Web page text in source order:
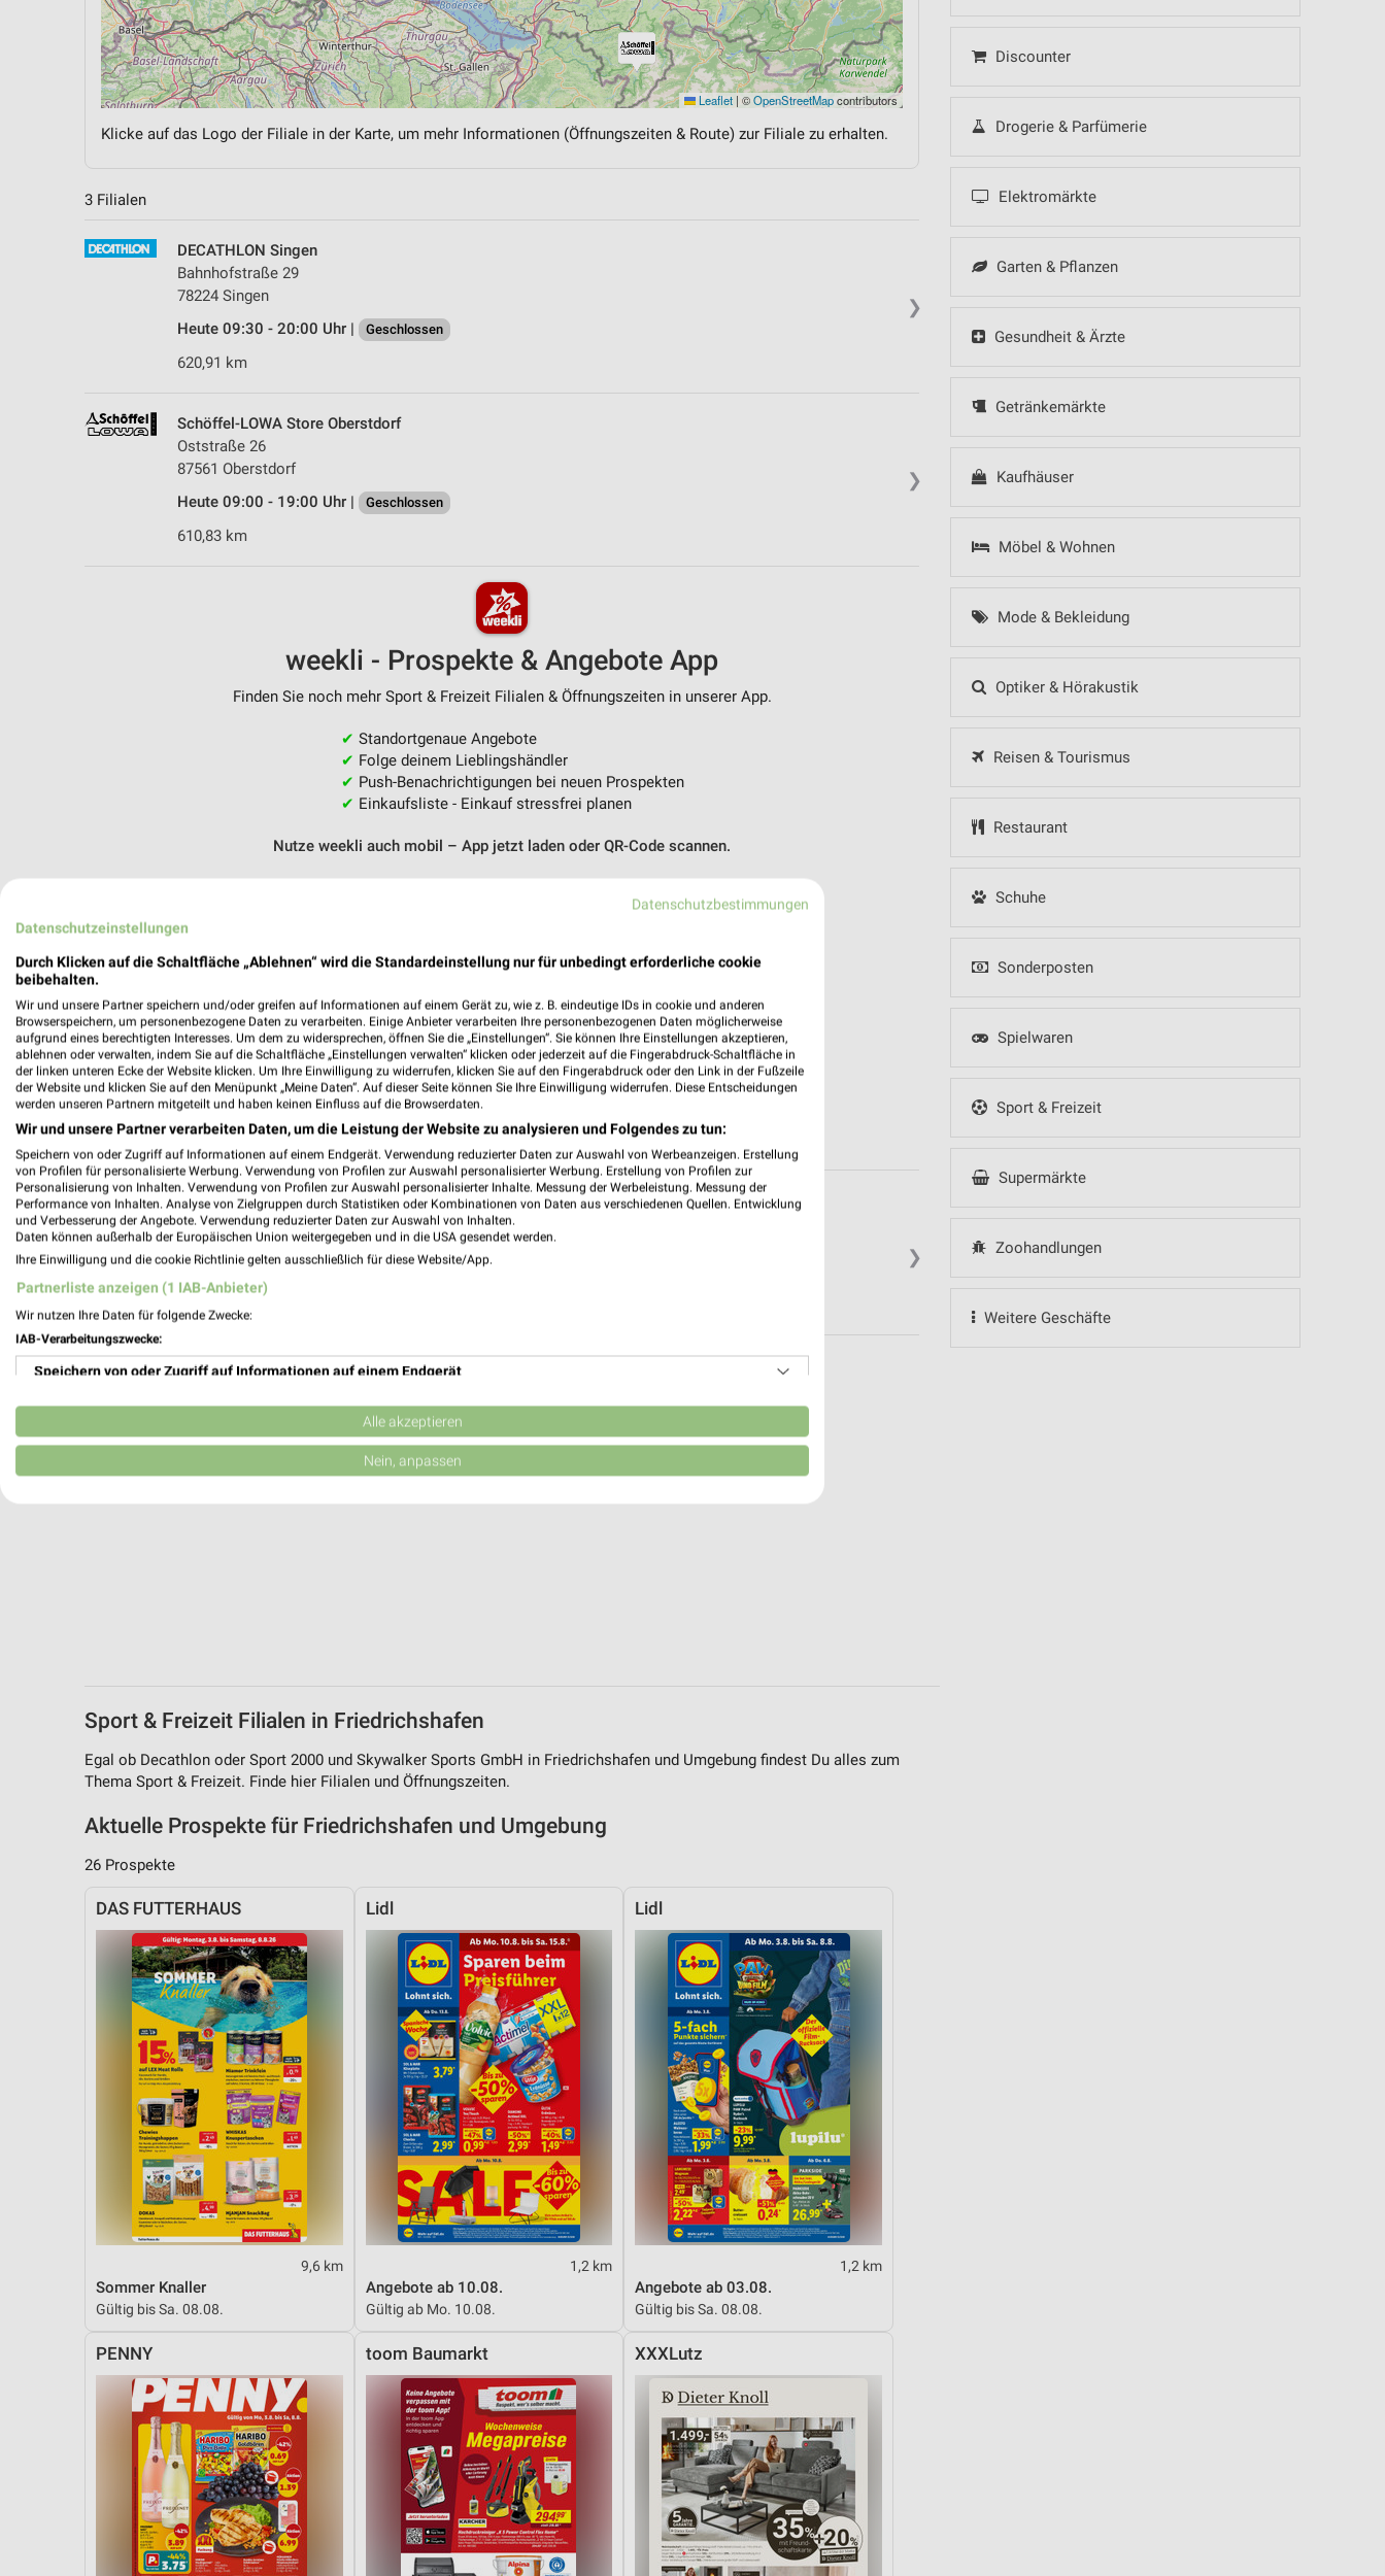
Discounter
Drogerie & Parfümerie
Elektromärkte
Garten & Pflanzen
Gesundheit & Ärzte
Getränkemärkte
Kaufhäuser
Möbel & Wohnen
Mode & Bekleidung
Optiker & Hörakustik
Reisen & Tourismus
Restaurant
Schuhe
Sonderposten
Spielwaren
Sport & Freizeit
Supermärkte
Zoohandlungen
Weitere Geschäfte
Leaflet | ©OpenStreetMapcontributors
Klicke auf das Logo der Filiale in der Karte, um mehr Informationen (Öffnungszeiten & Route) zur Filiale zu erhalten.
3 Filialen
❯
DECATHLON Singen
Bahnhofstraße 29
78224 Singen
Heute 09:30 - 20:00 Uhr |
Geschlossen
620,91 km
❯
Schöffel-LOWA Store Oberstdorf
Oststraße 26
87561 Oberstdorf
Heute 09:00 - 19:00 Uhr |
Geschlossen
610,83 km
weekli - Prospekte & Angebote App
Finden Sie noch mehr Sport & Freizeit Filialen & Öffnungszeiten in unserer App.
✔ Standortgenaue Angebote
✔ Folge deinem Lieblingshändler
✔ Push-Benachrichtigungen bei neuen Prospekten
✔ Einkaufsliste - Einkauf stressfrei planen
Nutze weekli auch mobil – App jetzt laden oder QR-Code scannen.
❯
Sport Mabitz Albstadt
Adlerstr. 37
72461 Albstadt
Heute 09:30 - 12:30 14:00 - 18:30 Uhr |
566,84 km
Sport & Freizeit Filialen in Friedrichshafen
Egal ob Decathlon oder Sport 2000 und Skywalker Sports GmbH in Friedrichshafen und Umgebung findest Du alles zum
Thema Sport & Freizeit. Finde hier Filialen und Öffnungszeiten.
Aktuelle Prospekte für Friedrichshafen und Umgebung
26 Prospekte
DAS FUTTERHAUS
9,6 km
Sommer Knaller
Gültig bis Sa. 08.08.
Lidl
1,2 km
Angebote ab 10.08.
Gültig ab Mo. 10.08.
Lidl
1,2 km
Angebote ab 03.08.
Gültig bis Sa. 08.08.
PENNY toom Baumarkt XXXLutz
Datenschutzbestimmungen
Datenschutzeinstellungen
Durch Klicken auf die Schaltfläche „Ablehnen“ wird die Standardeinstellung nur für unbedingt erforderliche cookie
beibehalten.
Wir und unsere Partner speichern und/oder greifen auf Informationen auf einem Gerät zu, wie z. B. eindeutige IDs in cookie und anderen
Browserspeichern, um personenbezogene Daten zu verarbeiten. Einige Anbieter verarbeiten Ihre personenbezogenen Daten möglicherweise
aufgrund eines berechtigten Interesses. Um dem zu widersprechen, öffnen Sie die „Einstellungen“. Sie können Ihre Einstellungen akzeptieren,
ablehnen oder verwalten, indem Sie auf die Schaltfläche „Einstellungen verwalten“ klicken oder jederzeit auf die Fingerabdruck-Schaltfläche in
der linken unteren Ecke der Website klicken. Um Ihre Einwilligung zu widerrufen, klicken Sie auf den Fingerabdruck oder den Link in der Fußzeile
der Website und klicken Sie auf den Menüpunkt „Meine Daten“. Auf dieser Seite können Sie Ihre Einwilligung widerrufen. Diese Entscheidungen
werden unseren Partnern mitgeteilt und haben keinen Einfluss auf die Browserdaten.
Wir und unsere Partner verarbeiten Daten, um die Leistung der Website zu analysieren und Folgendes zu tun:
Speichern von oder Zugriff auf Informationen auf einem Endgerät. Verwendung reduzierter Daten zur Auswahl von Werbeanzeigen. Erstellung
von Profilen für personalisierte Werbung. Verwendung von Profilen zur Auswahl personalisierter Werbung. Erstellung von Profilen zur
Personalisierung von Inhalten. Verwendung von Profilen zur Auswahl personalisierter Inhalte. Messung der Werbeleistung. Messung der
Performance von Inhalten. Analyse von Zielgruppen durch Statistiken oder Kombinationen von Daten aus verschiedenen Quellen. Entwicklung
und Verbesserung der Angebote. Verwendung reduzierter Daten zur Auswahl von Inhalten.
Daten können außerhalb der Europäischen Union weitergegeben und in die USA gesendet werden.
Ihre Einwilligung und die cookie Richtlinie gelten ausschließlich für diese Website/App.
Partnerliste anzeigen (1 IAB-Anbieter)
Wir nutzen Ihre Daten für folgende Zwecke:
IAB-Verarbeitungszwecke:
Speichern von oder Zugriff auf Informationen auf einem Endgerät
Verwendung reduzierter Daten zur Auswahl von Werbeanzeigen
Erstellung von Profilen für personalisierte Werbung
Analyse von Zielgruppen durch Statistiken oder Kombinationen von Daten aus verschiedenen
Entwicklung und Verbesserung der Angebote
Verwendung genauer Standortdaten
Geräte anhand von aktiv angeforderten Informationen identifizieren
Nicht-IAB-Verarbeitungszwecke:
Alle akzeptieren
Nein, anpassen